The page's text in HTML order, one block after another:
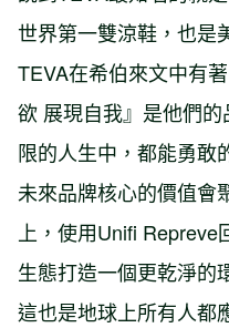
世界第一雙涼鞋，也是
TEVA在希伯來文中有
欲 展現自我』是他們
限的人生中，都能勇敢
未來品牌核心的價值會
上，使用Unifi
生態打造一個更乾淨的
這也是地球上所有人都